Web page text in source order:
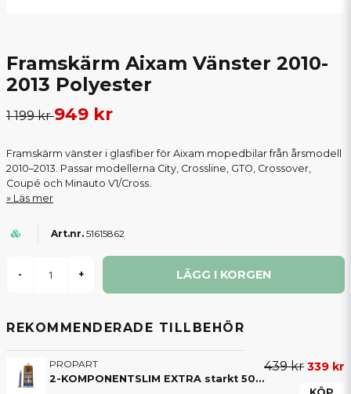
Framskärm Aixam Vänster 2010-
2013 Polyester
1 199 kr949 kr
Framskärm vänster i glasfiber för Aixam mopedbilar från årsmodell
2010–2013. Passar modellerna City, Crossline, GTO, Crossover,
Coupé och Minauto V1/Cross.
Läs mer
51615862
- + LÄGG I KORGEN
REKOMMENDERADE TILLBEHÖR
PROPART
2-KOMPONENTSLIM EXTRA starkt 50ML lim (4-8 min)
439 kr 339 kr
KÖP